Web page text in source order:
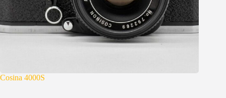
Cosina 4000S